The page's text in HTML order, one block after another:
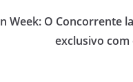
Week: O Concorrente
exclusivo